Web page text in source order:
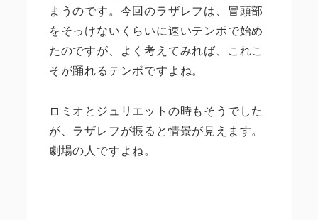
まうのです。今回のラザレフは、冒頭部
をそっけないくらいに速いテンポで始め
たのですが、よく考えてみれば、これこ
そが踊れるテンポですよね。
ロミオとジュリエットの時もそうでした
が、ラザレフが振ると情景が見えます。
劇場の人ですよね。